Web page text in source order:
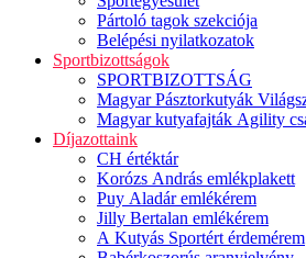
Pártoló tagok szekciója
Belépési nyilatkozatok
Sportbizottságok
SPORTBIZOTTSÁG
Magyar Pásztorkutyák
Magyar kutyafajták Agility
Díjazottaink
CH értéktár
Korózs András emlékplakett
Puy Aladár emlékérem
Jilly Bertalan emlékérem
A Kutyás Sportért érdemérem